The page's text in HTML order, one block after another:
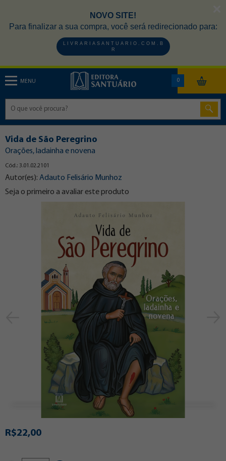
NOVO SITE!
Para finalizar a sua compra, você será redirecionado para:
L I V R A R I A S A N T U A R I O . C O M . B
R
MENU 0
Vida de São Peregrino
Orações, ladainha e novena
Cód.: 3.01.02.2101
Autor(es): Adauto Felisário Munhoz
Seja o primeiro a avaliar este produto
R$22,00